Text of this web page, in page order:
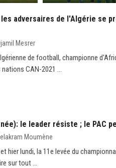
les adversaires de l'Algérie se
Mesrer
de football, championne
CAN-2021 ...
le leader résiste ; le PAC
Moumène
hier lundi, la 11e levée du
sur tout ...